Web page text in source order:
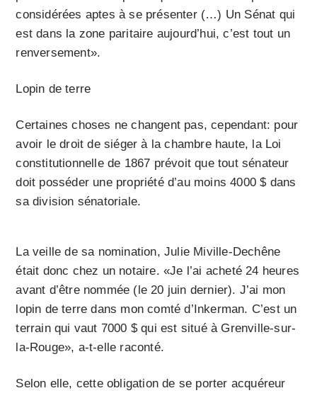
considérées aptes à se présenter (…) Un Sénat qui
est dans la zone paritaire aujourd’hui, c’est tout un
renversement».
Lopin de terre
Certaines choses ne changent pas, cependant: pour
avoir le droit de siéger à la chambre haute, la Loi
constitutionnelle de 1867 prévoit que tout sénateur
doit posséder une propriété d’au moins 4000 $ dans
sa division sénatoriale.
La veille de sa nomination, Julie Miville-Dechêne
était donc chez un notaire. «Je l’ai acheté 24 heures
avant d’être nommée (le 20 juin dernier). J’ai mon
lopin de terre dans mon comté d’Inkerman. C’est un
terrain qui vaut 7000 $ qui est situé à Grenville-sur-
la-Rouge», a-t-elle raconté.
Selon elle, cette obligation de se porter acquéreur